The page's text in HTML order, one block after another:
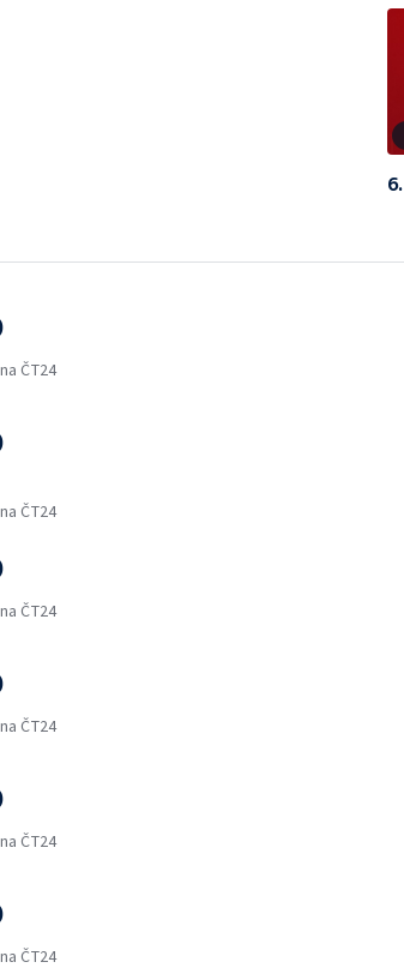
na ČT24
na ČT24
na ČT24
na ČT24
na ČT24
na ČT24